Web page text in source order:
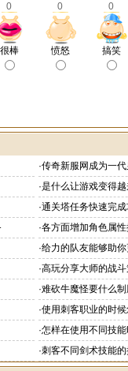
0 0 0
很棒 愤怒 搞笑
·传奇新服网成为一
·是什么让游戏变得
·通关塔任务快速完
·各方面增加角色属
·给力的队友能够助
·高玩分享大师的战
·难砍牛魔怪要什么
·使用刺客职业的时
·怎样在使用不同技
·刺客不同剑术技能